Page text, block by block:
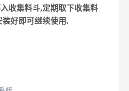
收集料斗,定期取下收集料
好即可继续使用.